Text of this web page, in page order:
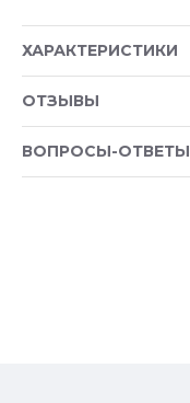
ХАРАКТЕРИСТИКИ
ОТЗЫВЫ
ВОПРОСЫ-ОТВЕТЫ